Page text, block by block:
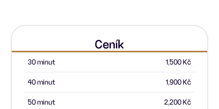
Ceník
30 minut 1,500 Kč
40 minut 1,900 Kč
50 minut 2,200 Kč